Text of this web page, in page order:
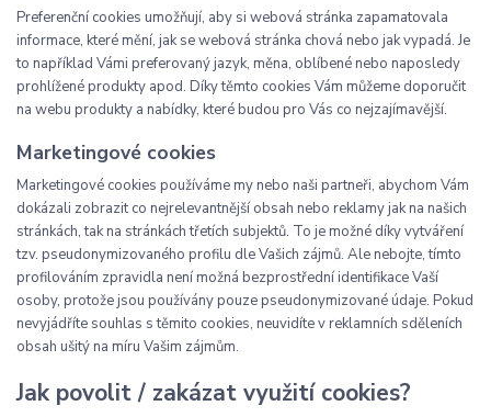
Preferenční cookies umožňují, aby si webová stránka zapamatovala
informace, které mění, jak se webová stránka chová nebo jak vypadá. Je
to například Vámi preferovaný jazyk, měna, oblíbené nebo naposledy
prohlížené produkty apod. Díky těmto cookies Vám můžeme doporučit
na webu produkty a nabídky, které budou pro Vás co nejzajímavější.
Marketingové cookies
Marketingové cookies používáme my nebo naši partneři, abychom Vám
dokázali zobrazit co nejrelevantnější obsah nebo reklamy jak na našich
stránkách, tak na stránkách třetích subjektů. To je možné díky vytváření
tzv. pseudonymizovaného profilu dle Vašich zájmů. Ale nebojte, tímto
profilováním zpravidla není možná bezprostřední identifikace Vaší
osoby, protože jsou používány pouze pseudonymizované údaje. Pokud
nevyjádříte souhlas s těmito cookies, neuvidíte v reklamních sděleních
obsah ušitý na míru Vašim zájmům.
Jak povolit / zakázat využití cookies?